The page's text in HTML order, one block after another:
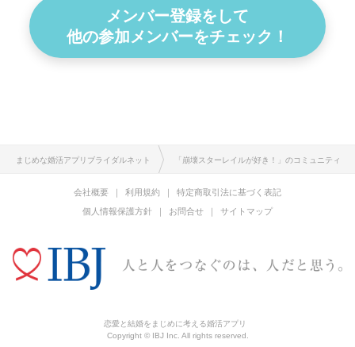
メンバー登録をして
他の参加メンバーをチェック！
まじめな婚活アプリブライダルネット 「崩壊スターレイルが好き！」のコミュニティ
会社概要 利用規約
特定商取引法に基づく表記
個人情報保護方針
お問合せ サイトマップ
恋愛と結婚をまじめに考える婚活アプリ
Copyright © IBJ Inc. All rights reserved.